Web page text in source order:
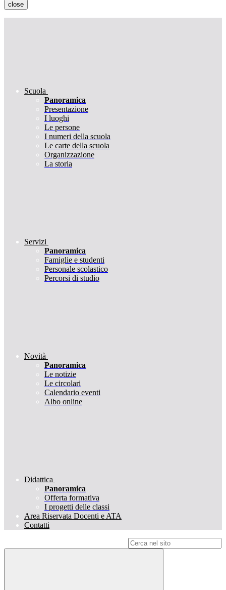
close
Scuola
Panoramica
Presentazione
I luoghi
Le persone
I numeri della scuola
Le carte della scuola
Organizzazione
La storia
Servizi
Panoramica
Famiglie e studenti
Personale scolastico
Percorsi di studio
Novità
Panoramica
Le notizie
Le circolari
Calendario eventi
Albo online
Didattica
Panoramica
Offerta formativa
I progetti delle classi
Area Riservata Docenti e ATA
Contatti